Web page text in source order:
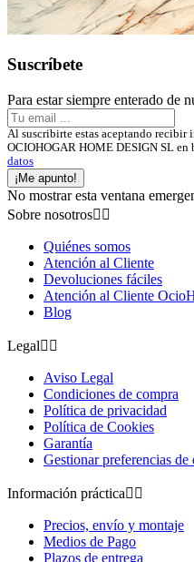
Suscríbete
Para estar siempre enterado de
Al suscribirte estas aceptando recibir
OCIOHOGAR HOME DESIGN SL en
datos
¡Me apunto!
No mostrar esta ventana
Sobre nosotros 
Quiénes somos
Atención al Cliente
Devoluciones fáciles
Atención al Cliente
Blog
Legal 
Aviso Legal
Condiciones de compra
Política de privacidad
Política de Cookies
Garantía
Gestionar preferencias de
Información práctica 
Precios, envío y montaje
Medios de Pago
Plazos de entrega